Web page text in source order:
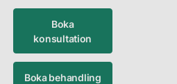
Boka
konsultation
Boka behandling